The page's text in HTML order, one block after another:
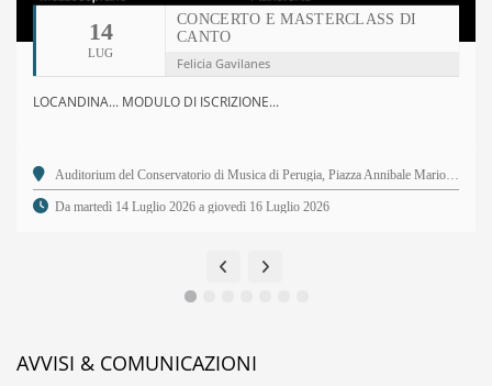
14
LUG
CONCERTO E MASTERCLASS DI
CANTO
Felicia Gavilanes
LOCANDINA... MODULO DI ISCRIZIONE...
Auditorium del Conservatorio di Musica di Perugia, Piazza Annibale Mariotti, 2 - 06123 Perugia PG
Da martedì 14 Luglio 2026 a giovedì 16 Luglio 2026
AVVISI & COMUNICAZIONI